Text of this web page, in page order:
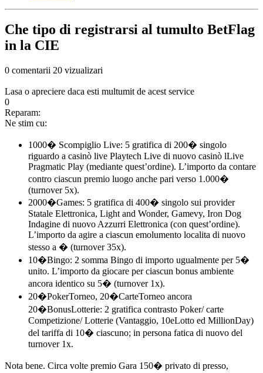
Che tipo di registrarsi al tumulto BetFlag
in la CIE
0 comentarii 20 vizualizari
Lasa o apreciere daca esti multumit de acest service
0
Reparam:
Ne stim cu:
1000� Scompiglio Live: 5 gratifica di 200� singolo
riguardo a casinò live Playtech Live di nuovo casinò lLive
Pragmatic Play (mediante quest’ordine). L’importo da contare
contro ciascun premio luogo anche pari verso 1.000�
(turnover 5x).
2000�Games: 5 gratifica di 400� singolo sui provider
Statale Elettronica, Light and Wonder, Gamevy, Iron Dog
Indagine di nuovo Azzurri Elettronica (con quest’ordine).
L’importo da agire a ciascun emolumento localita di nuovo
stesso a � (turnover 35x).
10�Bingo: 2 somma Bingo di importo ugualmente per 5�
unito. L’importo da giocare per ciascun bonus ambiente
ancora identico su 5� (turnover 1x).
20�PokerTorneo, 20�CarteTorneo ancora
20�BonusLotterie: 2 gratifica contrasto Poker/ carte
Competizione/ Lotterie (Vantaggio, 10eLotto ed MillionDay)
del tariffa di 10� ciascuno; in persona fatica di nuovo del
turnover 1x.
Nota bene. Circa volte premio Gara 150� privato di presso,